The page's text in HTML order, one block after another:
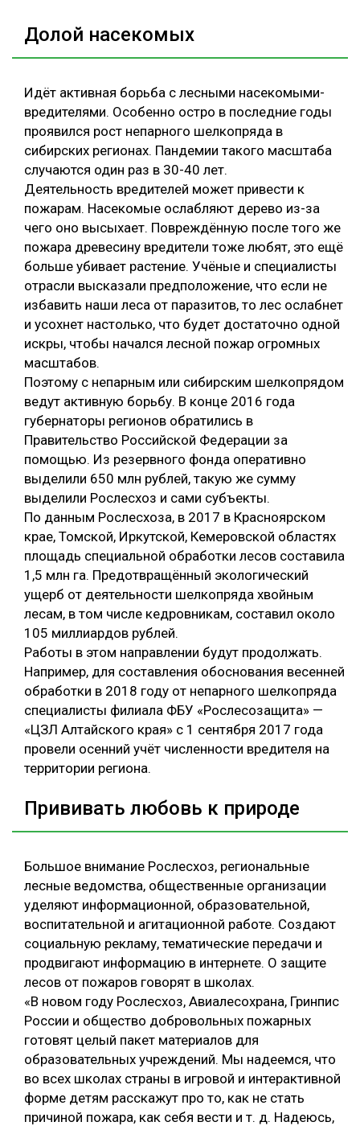
Долой насекомых
Идёт активная борьба с лесными насекомыми-
вредителями. Особенно остро в последние годы
проявился рост непарного шелкопряда в
сибирских регионах. Пандемии такого масштаба
случаются один раз в 30-40 лет.
Деятельность вредителей может привести к
пожарам. Насекомые ослабляют дерево из-за
чего оно высыхает. Повреждённую после того же
пожара древесину вредители тоже любят, это ещё
больше убивает растение. Учёные и специалисты
отрасли высказали предположение, что если не
избавить наши леса от паразитов, то лес ослабнет
и усохнет настолько, что будет достаточно одной
искры, чтобы начался лесной пожар огромных
масштабов.
Поэтому с непарным или сибирским шелкопрядом
ведут активную борьбу. В конце 2016 года
губернаторы регионов обратились в
Правительство Российской Федерации за
помощью. Из резервного фонда оперативно
выделили 650 млн рублей, такую же сумму
выделили Рослесхоз и сами субъекты.
По данным Рослесхоза, в 2017 в Красноярском
крае, Томской, Иркутской, Кемеровской областях
площадь специальной обработки лесов составила
1,5 млн га. Предотвращённый экологический
ущерб от деятельности шелкопряда хвойным
лесам, в том числе кедровникам, составил около
105 миллиардов рублей.
Работы в этом направлении будут продолжать.
Например, для составления обоснования весенней
обработки в 2018 году от непарного шелкопряда
специалисты филиала ФБУ «Рослесозащита» —
«ЦЗЛ Алтайского края» с 1 сентября 2017 года
провели осенний учёт численности вредителя на
территории региона.
Прививать любовь к природе
Большое внимание Рослесхоз, региональные
лесные ведомства, общественные организации
уделяют информационной, образовательной,
воспитательной и агитационной работе. Создают
социальную рекламу, тематические передачи и
продвигают информацию в интернете. О защите
лесов от пожаров говорят в школах.
«В новом году Рослесхоз, Авиалесохрана, Гринпис
России и общество добровольных пожарных
готовят целый пакет материалов для
образовательных учреждений. Мы надеемся, что
во всех школах страны в игровой и интерактивной
форме детям расскажут про то, как не стать
причиной пожара, как себя вести и т. д. Надеюсь,